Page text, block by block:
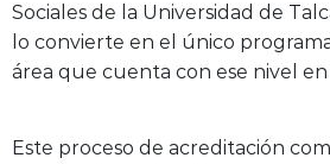
Sociales de la Universidad de
lo convierte en el único
área que cuenta con ese nivel
Este proceso de acreditación